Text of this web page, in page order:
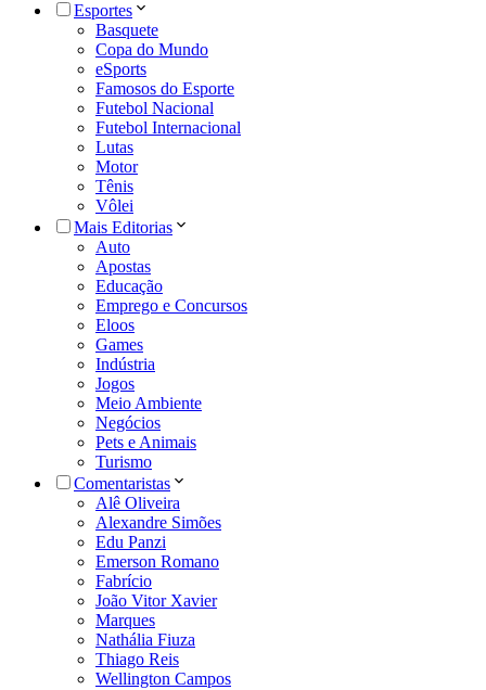
Esportes
Basquete
Copa do Mundo
eSports
Famosos do Esporte
Futebol Nacional
Futebol Internacional
Lutas
Motor
Tênis
Vôlei
Mais Editorias
Auto
Apostas
Educação
Emprego e Concursos
Eloos
Games
Indústria
Jogos
Meio Ambiente
Negócios
Pets e Animais
Turismo
Comentaristas
Alê Oliveira
Alexandre Simões
Edu Panzi
Emerson Romano
Fabrício
João Vitor Xavier
Marques
Nathália Fiuza
Thiago Reis
Wellington Campos